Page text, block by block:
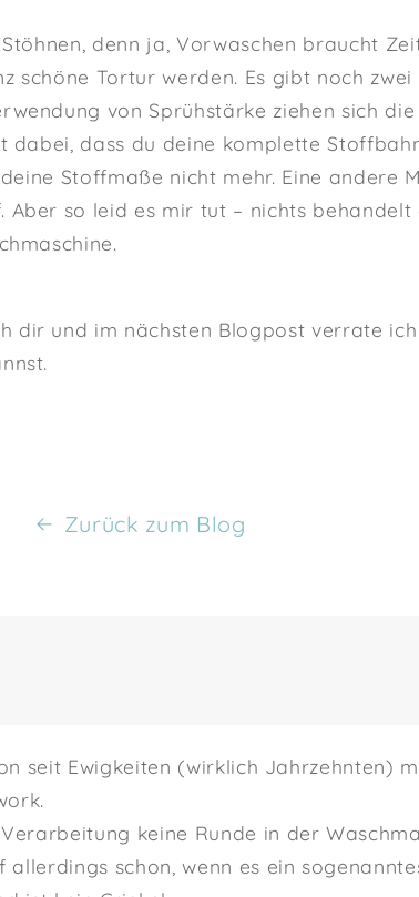
denn ja, Vorwaschen braucht
schöne Tortur werden. Es gibt noch
von Sprühstärke ziehen sich die
dabei, dass du deine komplette
Stoffmaße nicht mehr. Eine andere
Aber so leid es mir tut – nichts
dir und im nächsten Blogpost verrate
Zurück zum Blog
seit Ewigkeiten (wirklich Jahrzehnten)
keine Runde in der
schon, wenn es ein